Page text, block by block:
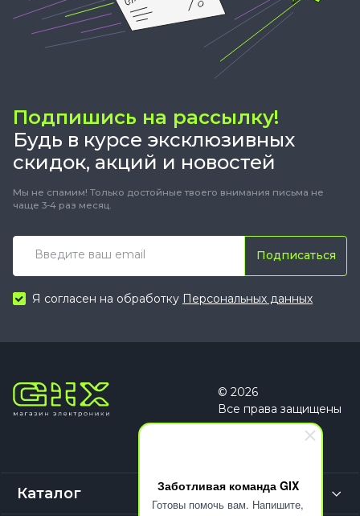
Заботливая команда GIX
Готовы помочь вам. Напишите,
Подпишись на рассылку!
Будь в курсе эксклюзивных
скидок, акций и новостей
Мы не спамим! Только достойные твоего внимания письма не
чаще 3-4 раз месяц.
Подписаться
Я согласен на обработку Персональных данных
© 2026
Все права защищены
Каталог